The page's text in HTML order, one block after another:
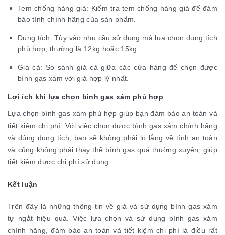
Tem chống hàng giả: Kiểm tra tem chống hàng giả để đảm
bảo tính chính hãng của sản phẩm.
Dung tích: Tùy vào nhu cầu sử dụng mà lựa chọn dung tích
phù hợp, thường là 12kg hoặc 15kg.
Giá cả: So sánh giá cả giữa các cửa hàng để chọn được
bình gas xám với giá hợp lý nhất.
Lợi ích khi lựa chọn bình gas xám phù hợp
Lựa chọn bình gas xám phù hợp giúp bạn đảm bảo an toàn và
tiết kiệm chi phí. Với việc chọn được bình gas xám chính hãng
và đúng dung tích, bạn sẽ không phải lo lắng về tính an toàn
và cũng không phải thay thế bình gas quá thường xuyên, giúp
tiết kiệm được chi phí sử dụng.
Kết luận
Trên đây là những thông tin về giá và sử dụng bình gas xám
tự ngắt hiệu quả. Việc lựa chọn và sử dụng bình gas xám
chính hãng, đảm bảo an toàn và tiết kiệm chi phí là điều rất